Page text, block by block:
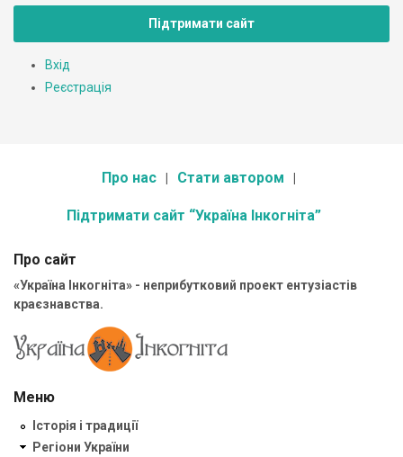
Підтримати сайт
Вхід
Реєстрація
Про нас Стати автором
Підтримати сайт “Україна Інкогніта”
Про сайт
«Україна Інкогніта» - неприбутковий проект ентузіастів
краєзнавства.
Меню
Історія і традиції
Регіони України